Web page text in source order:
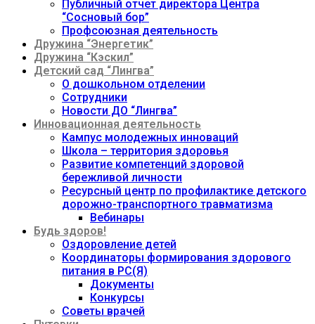
Публичный отчет директора Центра
“Сосновый бор”
Профсоюзная деятельность
Дружина “Энергетик”
Дружина “Кэскил”
Детский сад “Лингва”
О дошкольном отделении
Сотрудники
Новости ДО “Лингва”
Инновационная деятельность
Кампус молодежных инноваций
Школа – территория здоровья
Развитие компетенций здоровой
бережливой личности
Ресурсный центр по профилактике детского
дорожно-транспортного травматизма
Вебинары
Будь здоров!
Оздоровление детей
Координаторы формирования здорового
питания в РС(Я)
Документы
Конкурсы
Советы врачей